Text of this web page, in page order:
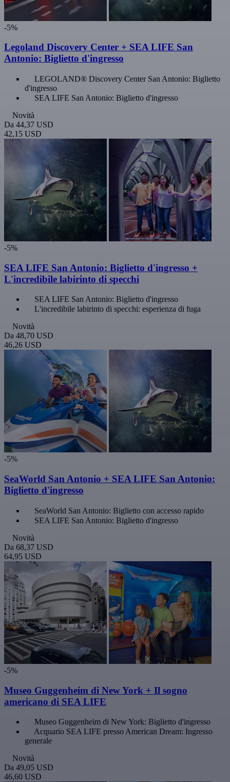
-5%
Legoland Discovery Center + SEA LIFE San
Antonio: Biglietto d'ingresso
LEGOLAND® Discovery Center San Antonio: Biglietto
d'ingresso
SEA LIFE San Antonio: Biglietto d'ingresso
Novità
Da 44,37 USD
42,15 USD
-5%
SEA LIFE San Antonio: Biglietto d'ingresso +
L'incredibile labirinto di specchi
SEA LIFE San Antonio: Biglietto d'ingresso
L'incredibile labirinto di specchi: esperienza di fuga
Novità
Da 48,70 USD
46,26 USD
-5%
SeaWorld San Antonio + SEA LIFE San Antonio:
Biglietto d'ingresso
SeaWorld San Antonio: Biglietto con accesso rapido
SEA LIFE San Antonio: Biglietto d'ingresso
Novità
Da 68,37 USD
64,95 USD
-5%
Museo Guggenheim di New York + Il sogno
americano di SEA LIFE
Museo Guggenheim di New York: Biglietto d'ingresso
Acquario SEA LIFE presso American Dream: Ingresso
generale
Novità
Da 49,05 USD
46,60 USD